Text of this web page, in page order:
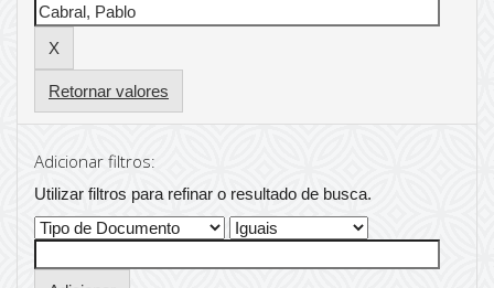
Retornar valores
Adicionar filtros:
Utilizar filtros para refinar o resultado de busca.